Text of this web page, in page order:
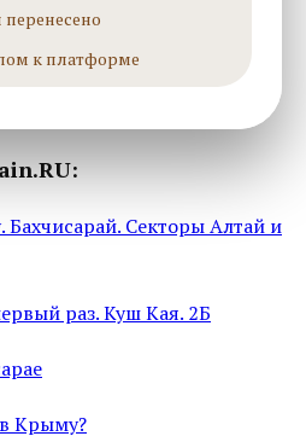
к платформе
Секторы Алтай и
раз. Куш Кая. 2Б
Крыму?